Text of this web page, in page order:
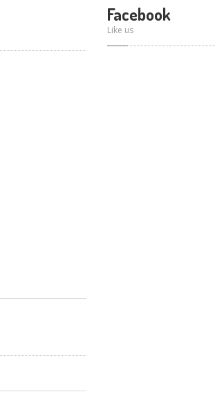
Facebook
Like us